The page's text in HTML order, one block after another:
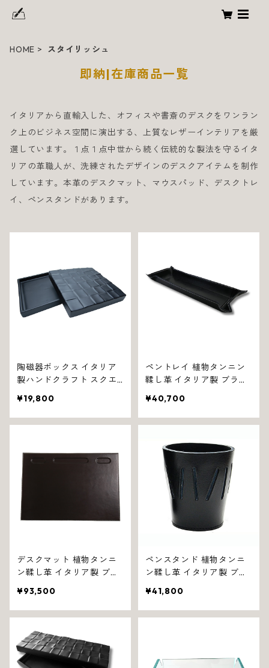
HOME スタイリッシュ
即納|在庫商品一覧
イタリアから直輸入した、オフィスや書斎のデスクをワンラン
ク上のビジネス空間に演出する、上質なレザーインテリアを厳
選しています。１点１点中世から続く伝統的な製法を守るイタ
リアの革職人が、洗練されたデザインのデスクアイテムを制作
しています。本革のデスクマット、マウスパッド、デスクトレ
イ、ペンスタンドがあります。
陶磁器ボックス イタリア
製ハンドクラフト スクエ
¥19,800
ペントレイ 植物タンニン
鞣し革 イタリア製 ブラッ
¥40,700
デスクマット 植物タンニ
ン鞣し革 イタリア製 ブラ
¥93,500
ペンスタンド 植物タンニ
ン鞣し革 イタリア製 ブラ
¥41,800